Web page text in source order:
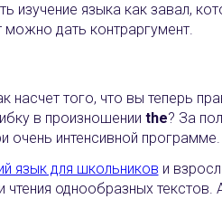
изучение языка как завал,
дать контраргумент.
насчет того, что вы теперь
в произношении the? За
очень интенсивной программе.
язык для школьников и
чтения однообразных